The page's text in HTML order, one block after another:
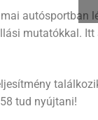
mutatókkal.
tud nyújtani!